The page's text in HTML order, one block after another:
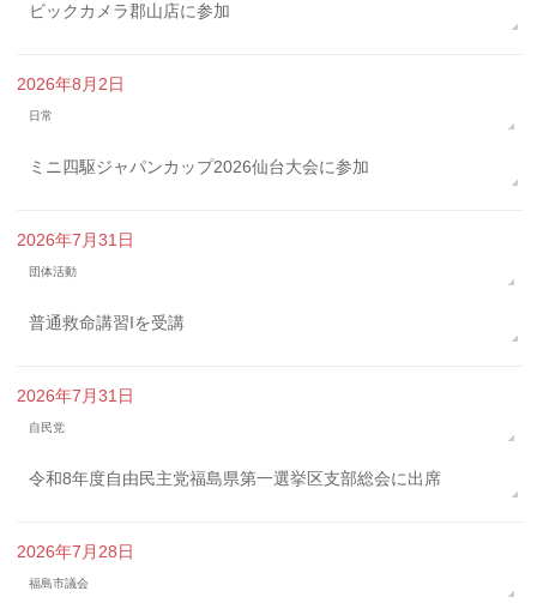
ビックカメラ郡山店に参加
2026年8月2日
日常
ミニ四駆ジャパンカップ2026仙台大会に参加
2026年7月31日
団体活動
普通救命講習Iを受講
2026年7月31日
自民党
令和8年度自由民主党福島県第一選挙区支部総会に出席
2026年7月28日
福島市議会